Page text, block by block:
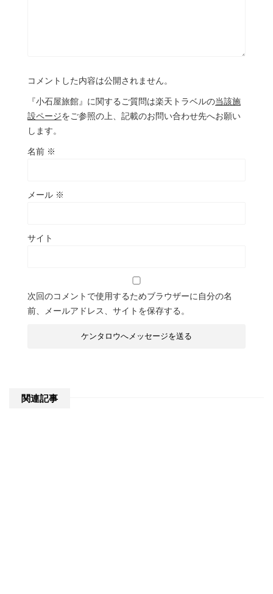
コメントした内容は公開されません。
『小石屋旅館』に関するご質問は楽天トラベルの当該施
設ページをご参照の上、記載のお問い合わせ先へお願い
します。
名前 ※
メール ※
サイト
次回のコメントで使用するためブラウザーに自分の名
前、メールアドレス、サイトを保存する。
関連記事